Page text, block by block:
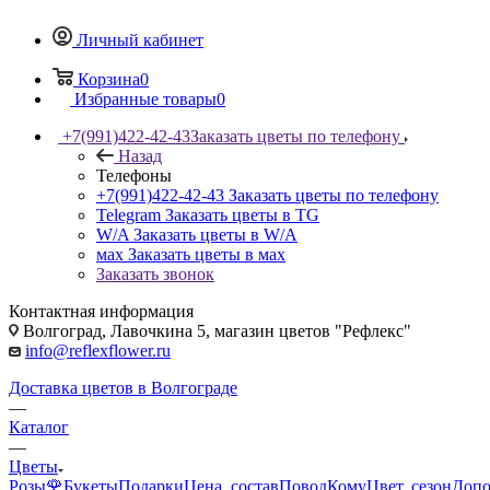
Личный кабинет
Корзина0
Избранные товары0
+7(991)422-42-43Заказать цветы по телефону
Назад
Телефоны
+7(991)422-42-43 Заказать цветы по телефону
Telegram Заказать цветы в TG
W/A Заказать цветы в W/A
мах Заказать цветы в мах
Заказать звонок
Контактная информация
Волгоград, Лавочкина 5, магазин цветов "Рефлекс"
info@reflexflower.ru
Доставка цветов в Волгограде
—
Каталог
—
Цветы
Розы🌹БукетыПодаркиЦена, составПоводКомуЦвет, сезон